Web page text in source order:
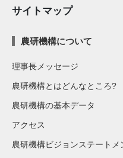
サイトマップ
農研機構について
理事長メッセージ
農研機構とはどんなところ?
農研機構の基本データ
アクセス
農研機構ビジョンステートメ